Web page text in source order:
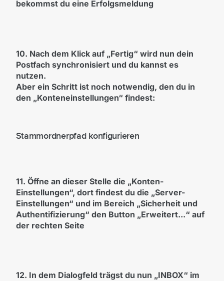
bekommst du eine Erfolgsmeldung
10. Nach dem Klick auf „Fertig“ wird nun dein
Postfach synchronisiert und du kannst es
nutzen.
Aber ein Schritt ist noch notwendig, den du in
den „Konteneinstellungen“ findest:
Stammordnerpfad konfigurieren
11. Öffne an dieser Stelle die „Konten-
Einstellungen“, dort findest du die „Server-
Einstellungen“ und im Bereich „Sicherheit und
Authentifizierung“ den Button „Erweitert...“ auf
der rechten Seite
12. In dem Dialogfeld trägst du nun „INBOX“ im